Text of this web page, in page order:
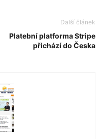
Další článek
Platební platforma Stripe
přichází do Česka